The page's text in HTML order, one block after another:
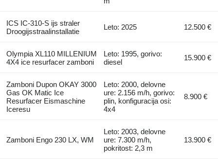
ICS IC-310-S ijs straler
Droogijsstraalinstallatie
Leto: 2025 12.500 €
Olympia XL110 MILLENIUM
4X4 ice resurfacer zamboni
Leto: 1995, gorivo:
diesel
15.900 €
Zamboni Dupon OKAY 3000
Gas OK Matic Ice
Resurfacer Eismaschine
Iceresu
Leto: 2000, delovne
ure: 2.156 m/h, gorivo:
plin, konfiguracija osi:
4x4
8.900 €
Zamboni Engo 230 LX, WM
Leto: 2003, delovne
ure: 7.300 m/h,
pokritost: 2,3 m
13.900 €